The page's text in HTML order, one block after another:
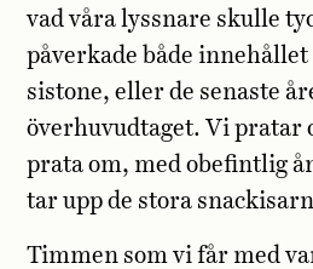
vad våra lyssnare skulle
påverkade både innehållet
sistone, eller de senaste
överhuvudtaget. Vi pratar
prata om, med obefintlig
tar upp de stora
Timmen som vi får med